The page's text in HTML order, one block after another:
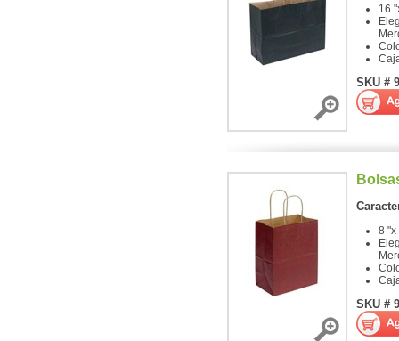
16
SKU #
8 "x
SKU #